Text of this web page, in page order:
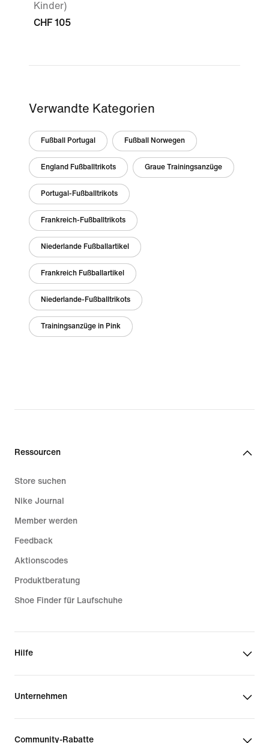
Kinder)
CHF 105
Verwandte Kategorien
Fußball Portugal Fußball Norwegen
England Fußballtrikots Graue Trainingsanzüge
Portugal-Fußballtrikots
Frankreich-Fußballtrikots
Niederlande Fußballartikel
Frankreich Fußballartikel
Niederlande-Fußballtrikots
Trainingsanzüge in Pink
Ressourcen
Store suchen
Nike Journal
Member werden
Feedback
Aktionscodes
Produktberatung
Shoe Finder für Laufschuhe
Hilfe
Unternehmen
Community-Rabatte